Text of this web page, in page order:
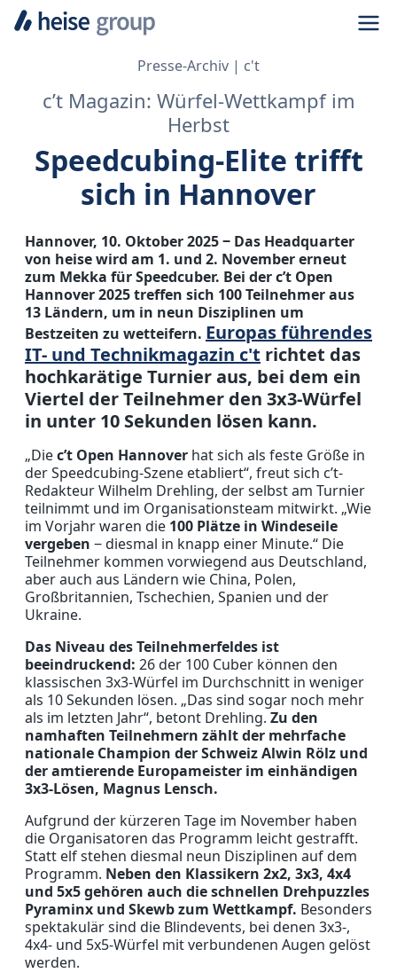
Presse-Archiv
c't
c’t Magazin: Würfel-Wettkampf im
Herbst
Speedcubing-Elite trifft
sich in Hannover
Hannover, 10. Oktober 2025 ‒ Das Headquarter
von heise wird am 1. und 2. November erneut
zum Mekka für Speedcuber. Bei der c’t Open
Hannover 2025 treffen sich 100 Teilnehmer aus
13 Ländern, um in neun Disziplinen um
Bestzeiten zu wetteifern. Europas führendes
IT- und Technikmagazin c't richtet das
hochkarätige Turnier aus, bei dem ein
Viertel der Teilnehmer den 3x3-Würfel
in unter 10 Sekunden lösen kann.
„Diec’t Open Hannover hat sich als feste Größe in
der Speedcubing-Szene etabliert“, freut sich c’t-
Redakteur Wilhelm Drehling, der selbst am Turnier
teilnimmt und im Organisationsteam mitwirkt. „Wie
im Vorjahr waren die 100 Plätze in Windeseile
vergeben ‒ diesmal in knapp einer Minute.“ Die
Teilnehmer kommen vorwiegend aus Deutschland,
aber auch aus Ländern wie China, Polen,
Großbritannien, Tschechien, Spanien und der
Ukraine.
Das Niveau des Teilnehmerfeldes ist
beeindruckend: 26 der 100 Cuber können den
klassischen 3x3-Würfel im Durchschnitt in weniger
als 10 Sekunden lösen. „Das sind sogar noch mehr
als im letzten Jahr“, betont Drehling. Zu den
namhaften Teilnehmern zählt der mehrfache
nationale Champion der Schweiz Alwin Rölz und
der amtierende Europameister im einhändigen
3x3-Lösen, Magnus Lensch.
Aufgrund der kürzeren Tage im November haben
die Organisatoren das Programm leicht gestrafft.
Statt elf stehen diesmal neun Disziplinen auf dem
Programm. Neben den Klassikern 2x2, 3x3, 4x4
und 5x5 gehören auch die schnellen Drehpuzzles
Pyraminx und Skewb zum Wettkampf. Besonders
spektakulär sind die Blindevents, bei denen 3x3-,
4x4- und 5x5-Würfel mit verbundenen Augen gelöst
werden.